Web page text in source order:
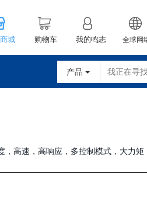
城 购物车 我的鸣志 全球网
产品
高速，高响应，多控制模式，大力